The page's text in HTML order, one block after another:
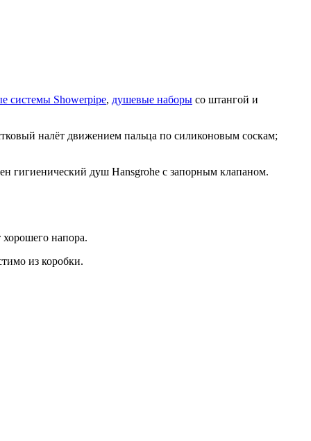
системы Showerpipe, душевые наборы со штангой и
налёт движением пальца по силиконовым соскам;
гигиенический душ Hansgrohe с запорным клапаном.
напора.
из коробки.